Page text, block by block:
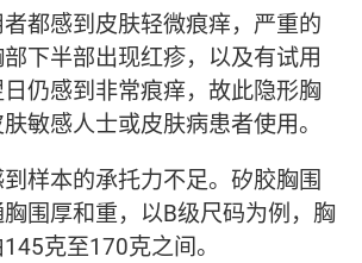
都感到皮肤轻微痕痒，严重的
下半部出现红疹，以及有试用
仍感到非常痕痒，故此隐形胸
敏感人士或皮肤病患者使用。
样本的承托力不足。矽胶胸围
围厚和重，以B级尺码为例，胸
克至170克之间。